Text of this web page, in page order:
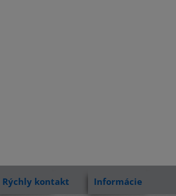
Rýchly kontakt Informácie